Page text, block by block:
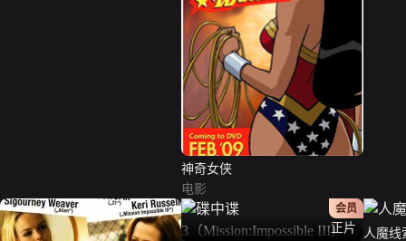
神奇女侠
电影
正片
会员
人魔线